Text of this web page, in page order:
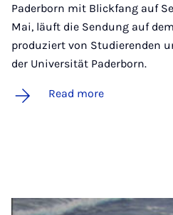
Paderborn mit Blickfang auf
Mai, läuft die Sendung auf
produziert von Studierenden
der Universität Paderborn.
Read more